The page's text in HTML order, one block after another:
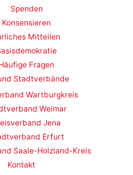
Spenden
Konsensieren
Mitteilen
Fragen
Stadtverbände
Wartburgkreis
Weimar
Jena
Erfurt
Saale-Holzland-Kreis
Kontakt